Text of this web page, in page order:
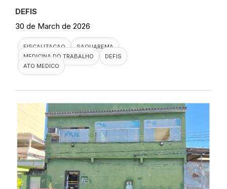
DEFIS
30 de March de 2026
FISCALIZACAO
SAQUAREMA
MEDICINA DO TRABALHO
DEFIS
ATO MEDICO